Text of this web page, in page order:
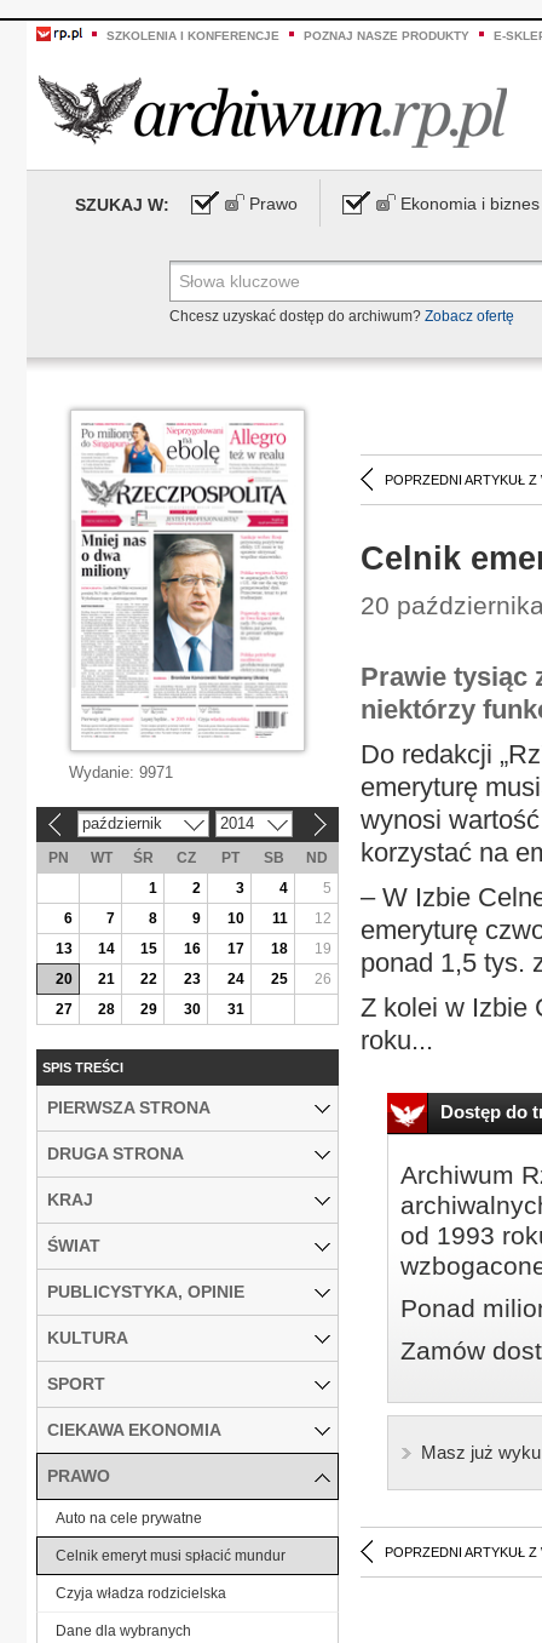
SZKOLENIA I KONFERENCJE POZNAJ NASZE PRODUKTY E-
SZUKAJ W: Prawo Ekonomia i biznes
Chcesz uzyskać dostęp do archiwum? Zobacz ofertę
POPRZEDNI ARTYKUŁ Z
Celnik
20
Prawie tysiąc
niektórzy
Do redakcji
emeryturę
wynosi
korzystać na
– W Izbie
emeryturę
ponad 1,5 tys.
Z kolei w Izbie
roku...
Dostęp do
Archiwum
od 1993
Ponad
Zamów
Masz już
POPRZEDNI ARTYKUŁ Z
Wydanie: 9971
październik 2014
PN WT ŚR CZ PT SB
ND
1
2 3 4
5
6
7 8 9 10 11
12
13
14 15 16 17 18
19
20
21 22 23 24 25
26
27
28 29 30 31
SPIS TREŚCI
PIERWSZA STRONA
DRUGA STRONA
KRAJ
ŚWIAT
PUBLICYSTYKA, OPINIE
KULTURA
SPORT
CIEKAWA EKONOMIA
PRAWO
Auto na cele prywatne
Celnik emeryt musi spłacić mundur
Czyja władza rodzicielska
Dane dla wybranych